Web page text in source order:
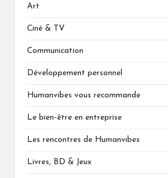
Art
Ciné & TV
Communication
Développement personnel
Humanvibes vous recommande
Le bien-être en entreprise
Les rencontres de Humanvibes
Livres, BD & Jeux